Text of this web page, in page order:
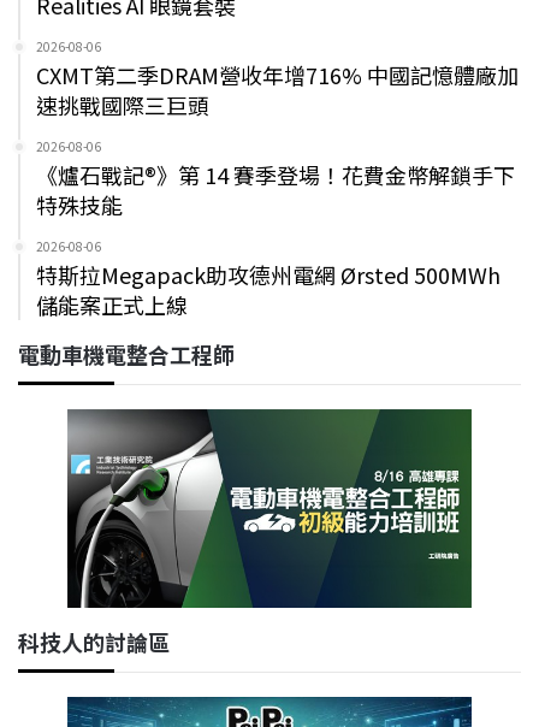
2026-08-06
CXMT第二季DRAM營收年增716% 中國記憶體廠加
速挑戰國際三巨頭
2026-08-06
《爐石戰記®》第 14 賽季登場！花費金幣解鎖手下
特殊技能
2026-08-06
特斯拉Megapack助攻德州電網 Ørsted 500MWh
儲能案正式上線
電動車機電整合工程師
科技人的討論區